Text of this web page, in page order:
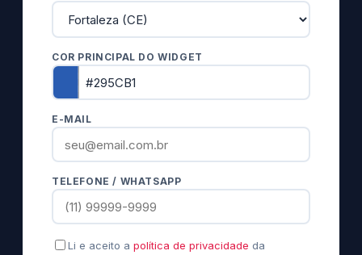
COR PRINCIPAL DO WIDGET
E-MAIL
TELEFONE / WHATSAPP
Li e aceito a política de privacidade da